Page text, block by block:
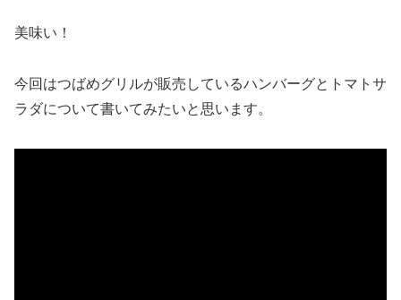
美味い！
今回はつばめグリルが販売しているハンバーグとトマトサ
ラダについて書いてみたいと思います。